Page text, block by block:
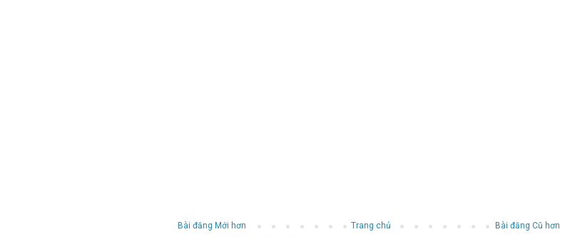
Bài đăng Mới hơn Bài đăng Cũ hơn
Trang chủ